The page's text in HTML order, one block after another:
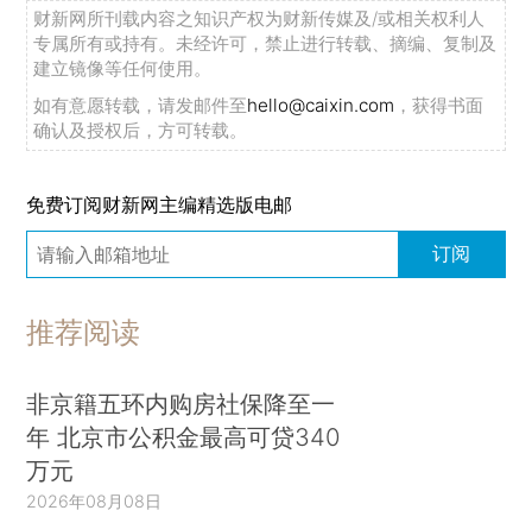
财新网所刊载内容之知识产权为财新传媒及/或相关权利人
专属所有或持有。未经许可，禁止进行转载、摘编、复制及
建立镜像等任何使用。
如有意愿转载，请发邮件至hello@caixin.com ，获得书面
确认及授权后，方可转载。
免费订阅财新网主编精选版电邮
订阅
推荐阅读
非京籍五环内购房社保降至一
年 北京市公积金最高可贷340
万元
2026年08月08日